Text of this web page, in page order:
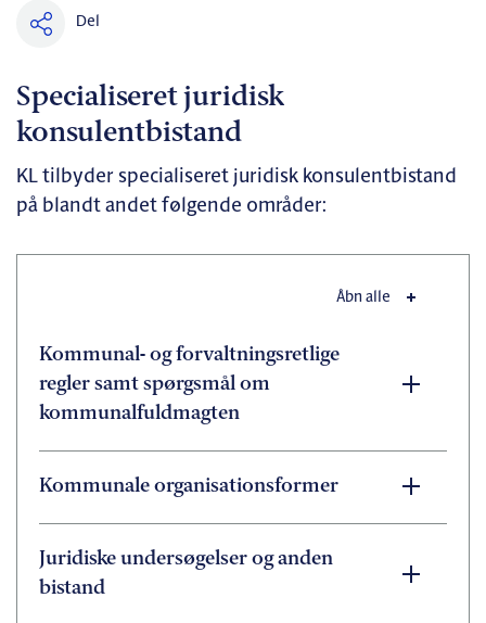
Del
Specialiseret juridisk
konsulentbistand
KL tilbyder specialiseret juridisk konsulentbistand
på blandt andet følgende områder:
Åbn alle
Kommunal- og forvaltningsretlige
regler samt spørgsmål om
kommunalfuldmagten
Kommunale organisationsformer
Juridiske undersøgelser og anden
bistand